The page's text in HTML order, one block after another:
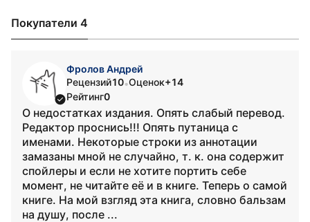
Покупатели 4
Фролов Андрей
Рецензий10•Оценок+14
Рейтинг0
О недостатках издания. Опять слабый перевод.
Редактор проснись!!! Опять путаница с
именами. Некоторые строки из аннотации
замазаны мной не случайно, т. к. она содержит
спойлеры и если не хотите портить себе
момент, не читайте её и в книге. Теперь о самой
книге. На мой взгляд эта книга, словно бальзам
на душу, после ...